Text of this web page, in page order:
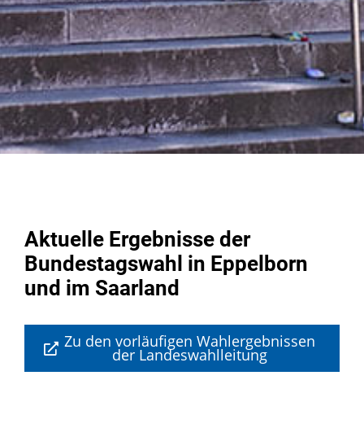
Aktuelle Ergebnisse der
Bundestagswahl in Eppelborn
und im Saarland
Zu den vorläufigen Wahlergebnissen
der Landeswahlleitung